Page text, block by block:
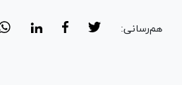
هم‌رسانی: